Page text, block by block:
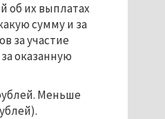
об их выплатах
сумму и за
за участие
оказанную
Меньше